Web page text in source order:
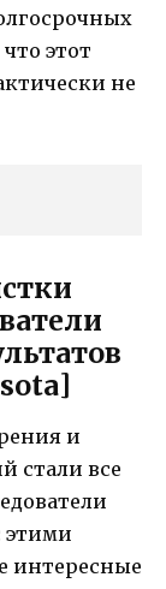
этот
не
и
стали все
этими
интересные